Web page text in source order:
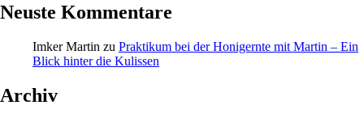
Neuste Kommentare
Imker Martin zu Praktikum bei der Honigernte mit Martin – Ein
Blick hinter die Kulissen
Archiv